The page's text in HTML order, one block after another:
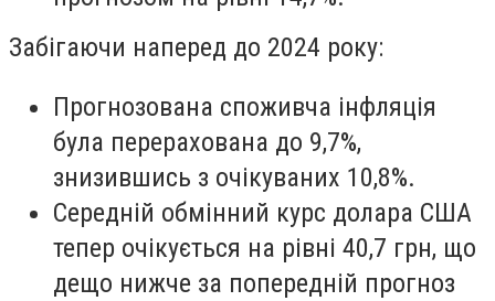
Забігаючи наперед до 2024 року:
Прогнозована споживча інфляція
була перерахована до 9,7%,
знизившись з очікуваних 10,8%.
Середній обмінний курс долара США
тепер очікується на рівні 40,7 грн, що
дещо нижче за попередній прогноз